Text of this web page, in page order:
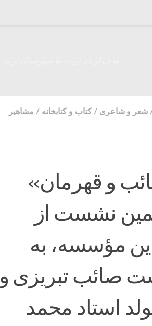
شعر و شاعری / کتاب و کتابخانه / مشاهیر
و قهرمان»‌
نشست از
مؤسسه، به
صائب تبریزی و
استاد محمد